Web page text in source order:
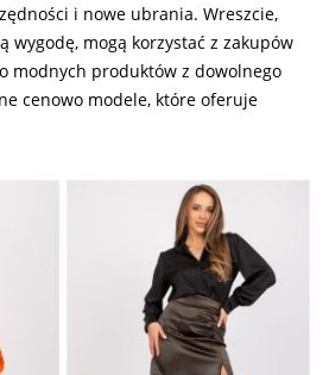
i nowe ubrania. Wreszcie,
wygodę, mogą korzystać z zakupów
modnych produktów z dowolnego
cenowo modele, które oferuje